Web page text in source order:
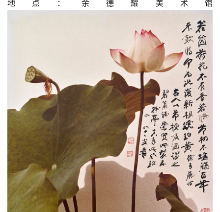
砚
库
容
寫
錯
用
錯
的
地点：余德耀美术馆